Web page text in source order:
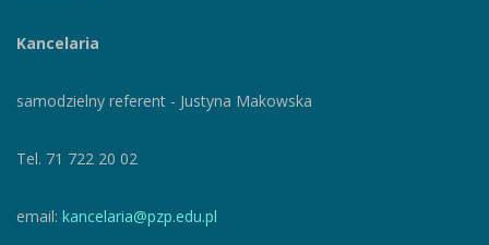
Kancelaria
samodzielny referent - Justyna Makowska
Tel. 71 722 20 02
email: kancelaria@pzp.edu.pl